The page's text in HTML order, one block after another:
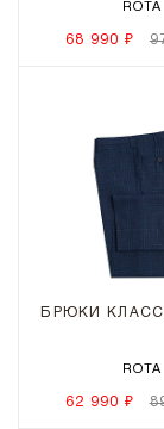
ROTA
68 990 ₽
БРЮКИ
ROTA
62 990 ₽